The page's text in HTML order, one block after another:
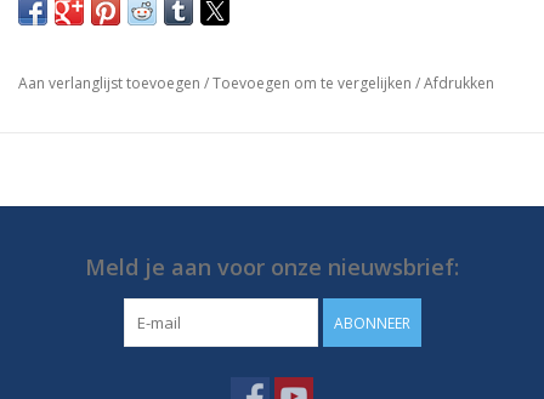
Aan verlanglijst toevoegen /Toevoegen om te vergelijken /Afdrukken
Meld je aan voor onze nieuwsbrief:
ABONNEER